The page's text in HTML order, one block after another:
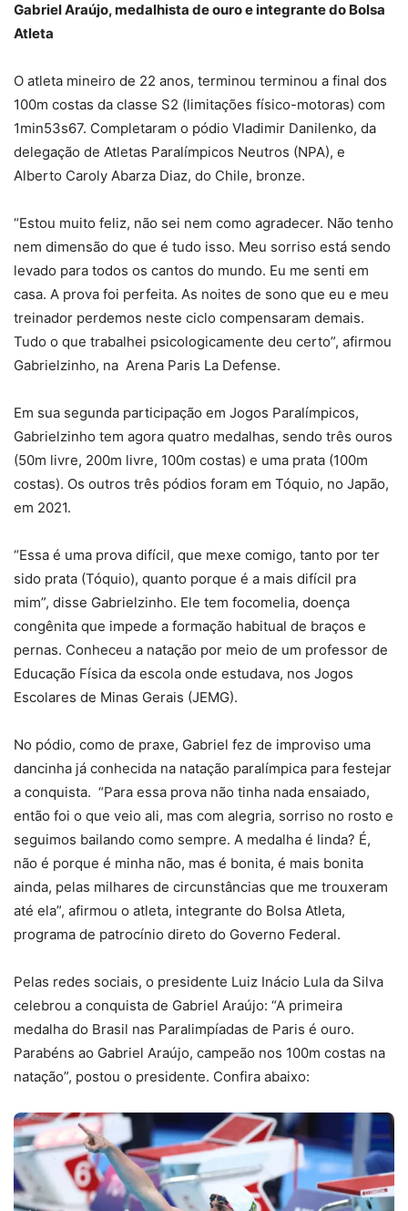
Gabriel Araújo, medalhista de ouro e integrante do Bolsa
Atleta
O atleta mineiro de 22 anos, terminou terminou a final dos
100m costas da classe S2 (limitações físico-motoras) com
1min53s67. Completaram o pódio Vladimir Danilenko, da
delegação de Atletas Paralímpicos Neutros (NPA), e
Alberto Caroly Abarza Diaz, do Chile, bronze.
“Estou muito feliz, não sei nem como agradecer. Não tenho
nem dimensão do que é tudo isso. Meu sorriso está sendo
levado para todos os cantos do mundo. Eu me senti em
casa. A prova foi perfeita. As noites de sono que eu e meu
treinador perdemos neste ciclo compensaram demais.
Tudo o que trabalhei psicologicamente deu certo”, afirmou
Gabrielzinho, na Arena Paris La Defense.
Em sua segunda participação em Jogos Paralímpicos,
Gabrielzinho tem agora quatro medalhas, sendo três ouros
(50m livre, 200m livre, 100m costas) e uma prata (100m
costas). Os outros três pódios foram em Tóquio, no Japão,
em 2021.
“Essa é uma prova difícil, que mexe comigo, tanto por ter
sido prata (Tóquio), quanto porque é a mais difícil pra
mim”, disse Gabrielzinho. Ele tem focomelia, doença
congênita que impede a formação habitual de braços e
pernas. Conheceu a natação por meio de um professor de
Educação Física da escola onde estudava, nos Jogos
Escolares de Minas Gerais (JEMG).
No pódio, como de praxe, Gabriel fez de improviso uma
dancinha já conhecida na natação paralímpica para festejar
a conquista. “Para essa prova não tinha nada ensaiado,
então foi o que veio ali, mas com alegria, sorriso no rosto e
seguimos bailando como sempre. A medalha é linda? É,
não é porque é minha não, mas é bonita, é mais bonita
ainda, pelas milhares de circunstâncias que me trouxeram
até ela”, afirmou o atleta, integrante do Bolsa Atleta,
programa de patrocínio direto do Governo Federal.
Pelas redes sociais, o presidente Luiz Inácio Lula da Silva
celebrou a conquista de Gabriel Araújo: “A primeira
medalha do Brasil nas Paralimpíadas de Paris é ouro.
Parabéns ao Gabriel Araújo, campeão nos 100m costas na
natação”, postou o presidente. Confira abaixo: